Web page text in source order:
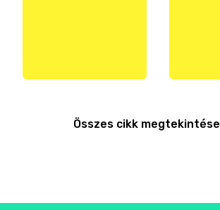
Összes cikk megtekintése